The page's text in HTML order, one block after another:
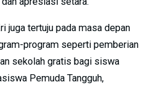
juga tertuju pada masa depan
program seperti pemberian
sekolah gratis bagi siswa
Pemuda Tangguh,